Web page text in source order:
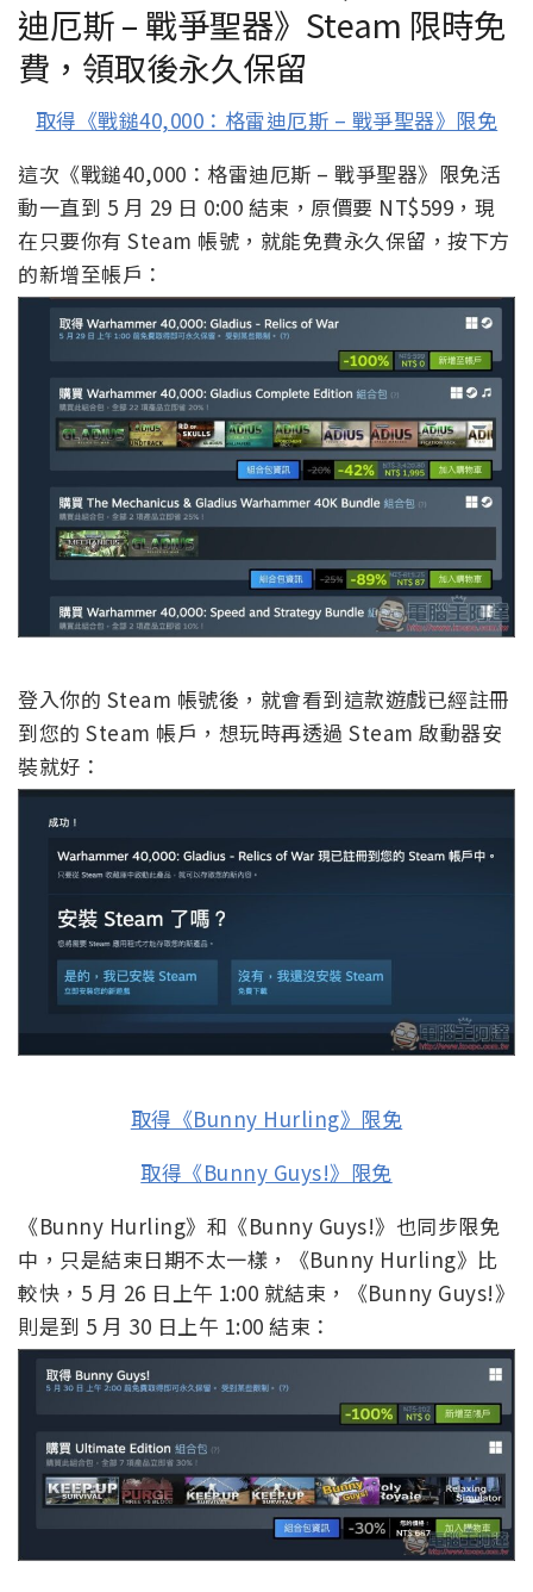
迪厄斯 – 戰爭聖器》Steam 限時免
費，領取後永久保留
取得《戰鎚40,000：格雷迪厄斯 – 戰爭聖器》限免
這次《戰鎚40,000：格雷迪厄斯 – 戰爭聖器》限免活
動一直到 5 月 29 日 0:00 結束，原價要 NT$599，現
在只要你有 Steam 帳號，就能免費永久保留，按下方
的新增至帳戶：
登入你的 Steam 帳號後，就會看到這款遊戲已經註冊
到您的 Steam 帳戶，想玩時再透過 Steam 啟動器安
裝就好：
取得《Bunny Hurling》限免
取得《Bunny Guys!》限免
《Bunny Hurling》和《Bunny Guys!》也同步限免
中，只是結束日期不太一樣，《Bunny Hurling》比
較快，5 月 26 日上午 1:00 就結束，《Bunny Guys!》
則是到 5 月 30 日上午 1:00 結束：